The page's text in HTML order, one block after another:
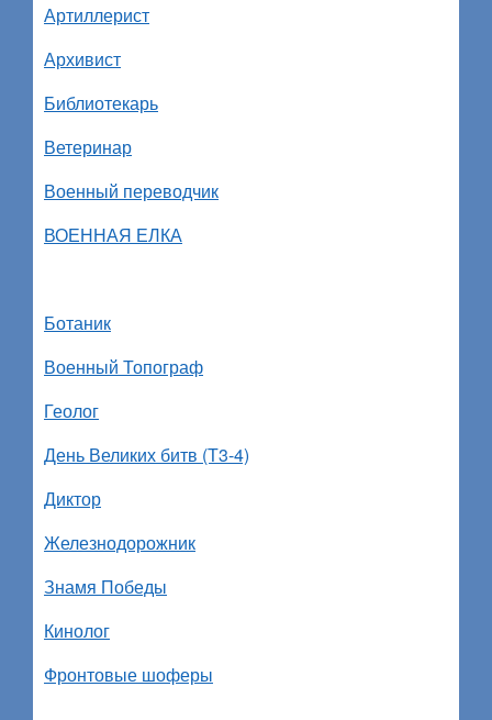
Артиллерист
Архивист
Библиотекарь
Ветеринар
Военный переводчик
ВОЕННАЯ ЕЛКА
Ботаник
Военный Топограф
Геолог
День Великих битв (Т3-4)
Диктор
Железнодорожник
Знамя Победы
Кинолог
Фронтовые шоферы